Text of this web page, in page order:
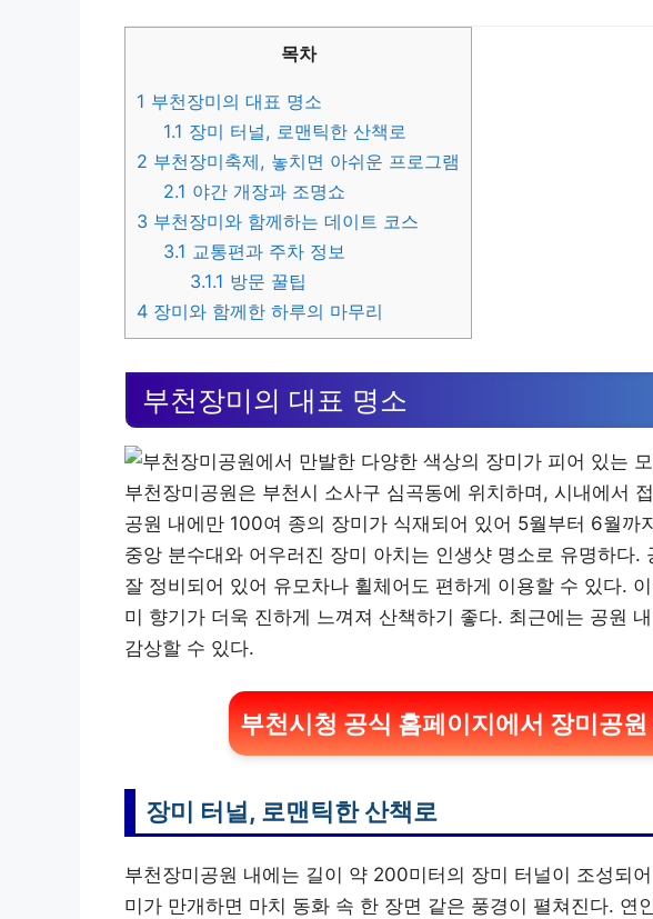
목차
1 부천장미의 대표 명소
1.1 장미 터널, 로맨틱한 산책로
2 부천장미축제, 놓치면 아쉬운 프로그램
2.1 야간 개장과 조명쇼
3 부천장미와 함께하는 데이트 코스
3.1 교통편과 주차 정보
3.1.1 방문 꿀팁
4 장미와 함께한 하루의 마무리
부천장미의 대표 명소
부천장미공원은 부천시 소사구 심곡동에 위치하며, 시내에서
공원 내에만 100여 종의 장미가 식재되어 있어 5월부터 6월까
중앙 분수대와 어우러진 장미 아치는 인생샷 명소로 유명하다.
잘 정비되어 있어 유모차나 휠체어도 편하게 이용할 수 있다.
미 향기가 더욱 진하게 느껴져 산책하기 좋다. 최근에는 공원
감상할 수 있다.
부천시청 공식 홈페이지에서 장미공
장미 터널, 로맨틱한 산책로
부천장미공원 내에는 길이 약 200미터의 장미 터널이 조성되
미가 만개하면 마치 동화 속 한 장면 같은 풍경이 펼쳐진다. 연